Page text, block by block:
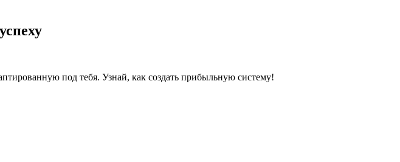
под тебя. Узнай, как создать прибыльную систему!